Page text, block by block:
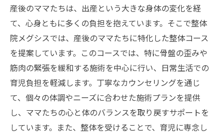
産後のママたちは、出産という大きな身体の変化を経
て、心身ともに多くの負担を抱えています。そこで整体
院メグシスでは、産後のママたちに特化した整体コース
を提案しています。このコースでは、特に骨盤の歪みや
筋肉の緊張を緩和する施術を中心に行い、日常生活での
育児負担を軽減します。丁寧なカウンセリングを通じ
て、個々の体調やニーズに合わせた施術プランを提供
し、ママたちの心と体のバランスを取り戻すサポートを
しています。また、整体を受けることで、育児に専念し